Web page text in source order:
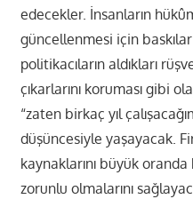
edecekler. İnsanların
güncellenmesi için
politikacıların aldıkları
çıkarlarını koruması gibi
“zaten birkaç yıl
düşüncesiyle yaşayacak.
kaynaklarını büyük
zorunlu olmalarını